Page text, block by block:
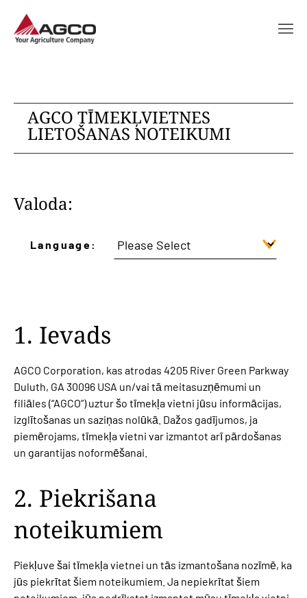
AGCO TĪMEKĻVIETNES
LIETOŠANAS NOTEIKUMI
Valoda:
Language:
1. Ievads
AGCO Corporation, kas atrodas 4205 River Green Parkway
Duluth, GA 30096 USA un/vai tā meitasuzņēmumi un
filiāles (“AGCO”) uztur šo tīmekļa vietni jūsu informācijas,
izglītošanas un saziņas nolūkā. Dažos gadījumos, ja
piemērojams, tīmekļa vietni var izmantot arī pārdošanas
un garantijas noformēšanai.
2. Piekrišana
noteikumiem
Piekļuve šai tīmekļa vietnei un tās izmantošana nozīmē, ka
jūs piekrītat šiem noteikumiem. Ja nepiekrītat šiem